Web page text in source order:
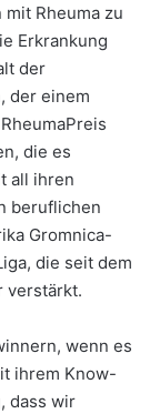
Rheuma zu
Erkrankung
der
der einem
die es
all ihren
beruflichen
Gromnica-
die seit dem
verstärkt.
wenn es
ihrem Know-
dass wir